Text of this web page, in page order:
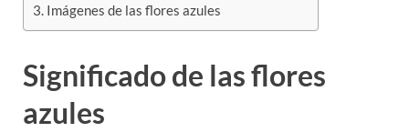
Imágenes de las flores azules
Significado de las flores
azules